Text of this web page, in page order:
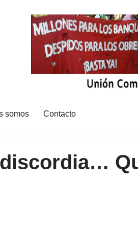
somos Contacto